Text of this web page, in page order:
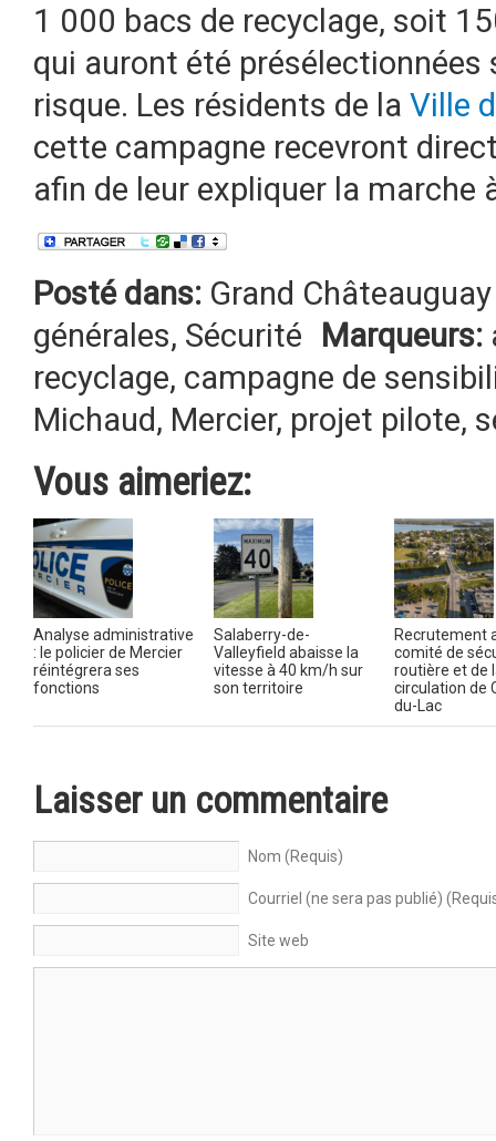
1 000 bacs de recyclage, soit
qui auront été présélectionnées
risque. Les résidents de la Ville
cette campagne recevront
afin de leur expliquer la marche
Posté dans: Grand
générales, Sécurité Marqueurs:
recyclage, campagne de
Michaud, Mercier, projet pilote,
Vous aimeriez:
Analyse administrative
: le policier de Mercier
réintégrera ses
fonctions
Salaberry-de-
Valleyfield abaisse la
vitesse à 40 km/h sur
son territoire
Recrutement
comité de
routière et de
circulation de
du-Lac
Laisser un commentaire
Nom (Requis)
Courriel (ne sera pas publié)
Site web